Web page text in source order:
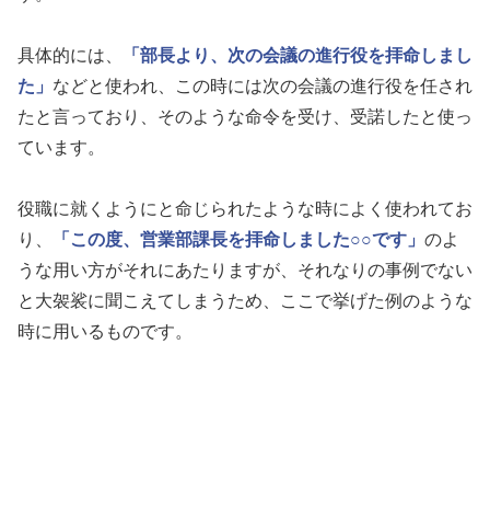
具体的には、
「部長より、次の会議の進行役を拝命しまし
た」 などと使われ、この時には次の会議の進行役を任され
たと言っており、そのような命令を受け、受諾したと使っ
ています。
役職に就くようにと命じられたような時によく使われてお
り、
「この度、営業部課長を拝命しました○○です」 のよ
うな用い方がそれにあたりますが、それなりの事例でない
と大袈裟に聞こえてしまうため、ここで挙げた例のような
時に用いるものです。